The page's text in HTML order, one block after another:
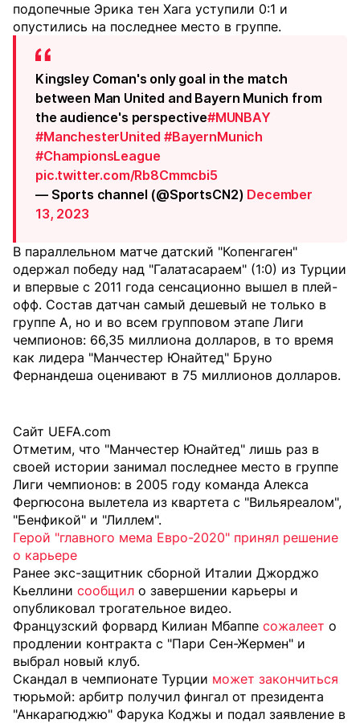
подопечные Эрика тен Хага уступили 0:1 и
опустились на последнее место в группе.
Kingsley Coman's only goal in the match
between Man United and Bayern Munich from
the audience's perspective#MUNBAY
#ManchesterUnited #BayernMunich
#ChampionsLeague
pic.twitter.com/Rb8Cmmcbi5
— Sports channel (@SportsCN2) December
13, 2023
В параллельном матче датский "Копенгаген"
одержал победу над "Галатасараем" (1:0) из Турции
и впервые с 2011 года сенсационно вышел в плей-
офф. Cостав датчан самый дешевый не только в
группе A, но и во всем групповом этапе Лиги
чемпионов: 66,35 миллиона долларов, в то время
как лидера "Манчестер Юнайтед" Бруно
Фернандеша оценивают в 75 миллионов долларов.
Сайт UEFA.com
Отметим, что "Манчестер Юнайтед" лишь раз в
своей истории занимал последнее место в группе
Лиги чемпионов: в 2005 году команда Алекса
Фергюсона вылетела из квартета с "Вильяреалом",
"Бенфикой" и "Лиллем".
Герой "главного мема Евро-2020" принял решение
о карьере
Ранее экс-защитник сборной Италии Джорджо
Кьеллини сообщил о завершении карьеры и
опубликовал трогательное видео.
Французский форвард Килиан Мбаппе сожалеет о
продлении контракта с "Пари Сен-Жермен" и
выбрал новый клуб.
Скандал в чемпионате Турции может закончиться
тюрьмой: арбитр получил фингал от президента
"Анкарагюджю" Фарука Коджы и подал заявление в